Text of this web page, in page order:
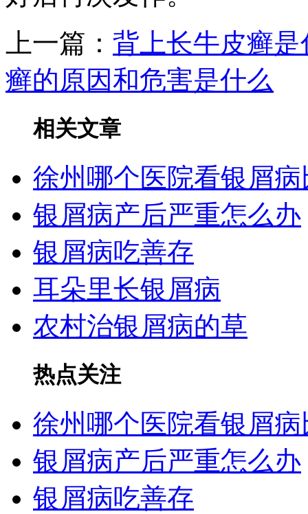
上一篇： 背上长牛皮癣
癣的原因和危害是什么
相关文章
徐州哪个医院看银屑病
银屑病产后严重怎么办
银屑病吃善存
耳朵里长银屑病
农村治银屑病的草
热点关注
徐州哪个医院看银屑病
银屑病产后严重怎么办
银屑病吃善存